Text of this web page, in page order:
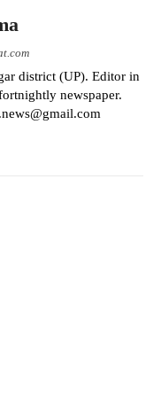
district (UP). Editor in
newspaper.